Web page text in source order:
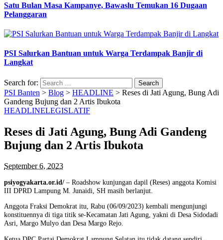
Satu Bulan Masa Kampanye, Bawaslu Temukan 16 Dugaan
Pelanggaran
PSI Salurkan Bantuan untuk Warga Terdampak Banjir di
Langkat
Search for:
PSI Banten > Blog > HEADLINE > Reses di Jati Agung, Bung Adi
Gandeng Bujung dan 2 Artis Ibukota
HEADLINELEGISLATIF
Reses di Jati Agung, Bung Adi Gandeng
Bujung dan 2 Artis Ibukota
September 6, 2023
psiyogyakarta.or.id/ – Roadshow kunjungan dapil (Reses) anggota Komisi
III DPRD Lampung M. Junaidi, SH masih berlanjut.
Anggota Fraksi Demokrat itu, Rabu (06/09/2023) kembali mengunjungi
konstituennya di tiga titik se-Kecamatan Jati Agung, yakni di Desa Sidodadi
Asri, Margo Mulyo dan Desa Margo Rejo.